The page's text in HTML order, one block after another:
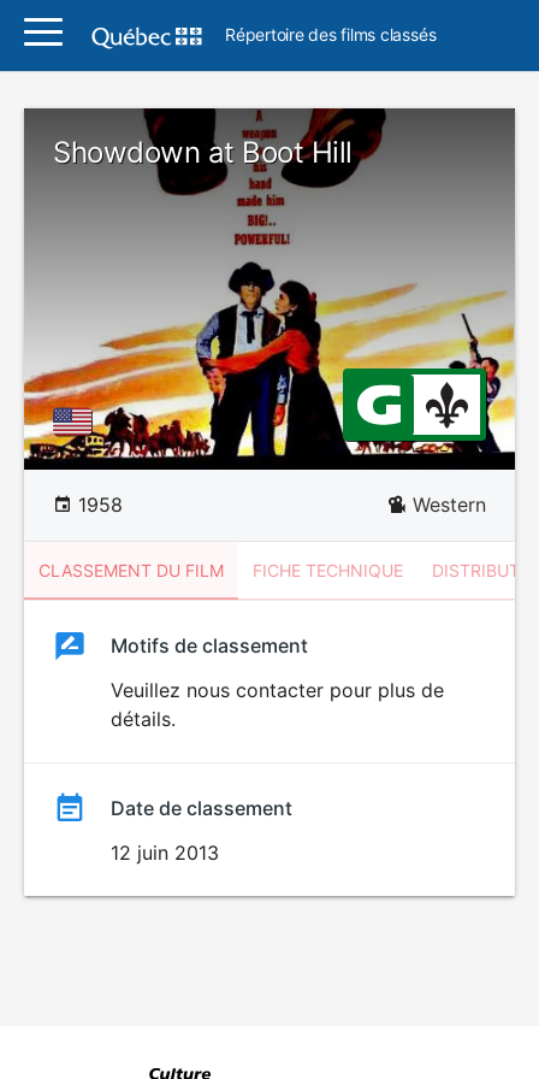
Répertoire des films classés
Showdown at Boot Hill
1958 Western
CLASSEMENT DU FILM FICHE TECHNIQUE
ClassementClassement
Motifs de classement
Veuillez nous contacter pour plus de
détails.
Date de classement
12 juin 2013